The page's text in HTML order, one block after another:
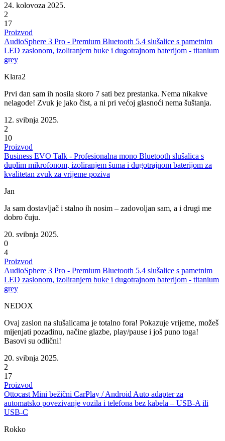
24. kolovoza 2025.
2
17
Proizvod
AudioSphere 3 Pro - Premium Bluetooth 5.4 slušalice s pametnim
LED zaslonom, izoliranjem buke i dugotrajnom baterijom - titanium
grey
Klara2
Prvi dan sam ih nosila skoro 7 sati bez prestanka. Nema nikakve
nelagode! Zvuk je jako čist, a ni pri većoj glasnoći nema šuštanja.
12. svibnja 2025.
2
10
Proizvod
Business EVO Talk - Profesionalna mono Bluetooth slušalica s
duplim mikrofonom, izoliranjem šuma i dugotrajnom baterijom za
kvalitetan zvuk za vrijeme poziva
Jan
Ja sam dostavljač i stalno ih nosim – zadovoljan sam, a i drugi me
dobro čuju.
20. svibnja 2025.
0
4
Proizvod
AudioSphere 3 Pro - Premium Bluetooth 5.4 slušalice s pametnim
LED zaslonom, izoliranjem buke i dugotrajnom baterijom - titanium
grey
NEDOX
Ovaj zaslon na slušalicama je totalno fora! Pokazuje vrijeme, možeš
mijenjati pozadinu, načine glazbe, play/pause i još puno toga!
Basovi su odlični!
20. svibnja 2025.
2
17
Proizvod
Ottocast Mini bežični CarPlay / Android Auto adapter za
automatsko povezivanje vozila i telefona bez kabela – USB-A ili
USB-C
Rokko